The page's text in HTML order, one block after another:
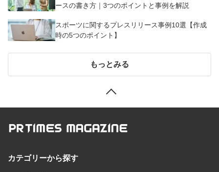
ースの書き方｜3つのポイントと事例を解説
スポーツに関するプレスリリース事例10選【作成
時の5つのポイント】
もっとみる
カテゴリーから探す